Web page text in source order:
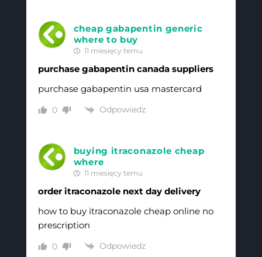
cheap gabapentin generic
where to buy
11 miesięcy temu
purchase gabapentin canada suppliers
purchase gabapentin usa mastercard
0 Odpowiedz
buying itraconazole cheap
where
11 miesięcy temu
order itraconazole next day delivery
how to buy itraconazole cheap online no
prescription
0 Odpowiedz